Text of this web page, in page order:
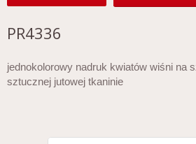
PR4336
jednokolorowy nadruk kwiatów wiśni na
sztucznej jutowej tkaninie